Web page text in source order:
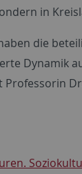
in
die
Dynamik